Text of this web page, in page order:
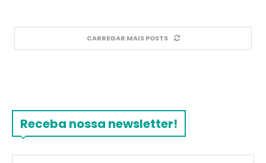
CARREGAR MAIS POSTS
Receba nossa newsletter!